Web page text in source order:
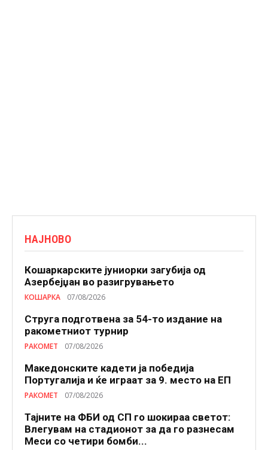
НАЈНОВО
Кошаркарските јуниорки загубија од
Азербејџан во разигрувањето
КОШАРКА 07/08/2026
Струга подготвена за 54-то издание на
ракометниот турнир
РАКОМЕТ 07/08/2026
Македонските кадети ја победија
Португалија и ќе играат за 9. место на ЕП
РАКОМЕТ 07/08/2026
Тајните на ФБИ од СП го шокираа светот:
Влегувам на стадионот за да го разнесам
Меси со четири бомби...